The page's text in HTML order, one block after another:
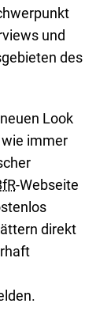
und
des
Look
immer
-Webseite
direkt